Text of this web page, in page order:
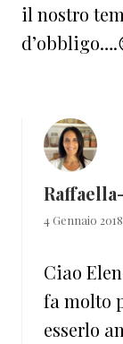
il nostro
4 Gennaio
Ciao
fa molto
esserlo